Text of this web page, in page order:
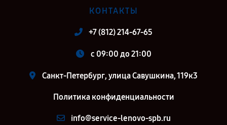
КОНТАКТЫ
+7 (812) 214-67-65
c 09:00 до 21:00
Санкт-Петербург, улица Савушкина, 119к3
Политика конфиденциальности
info@service-lenovo-spb.ru